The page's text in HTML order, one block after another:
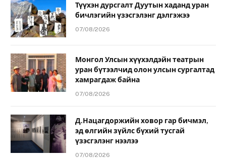
Түүхэн дурсгалт Дуутын хаданд уран
бичлэгийн үзэсгэлэнг дэлгэжээ
07/08/2026
Монгол Улсын хүүхэлдэйн театрын
уран бүтээлчид олон улсын сургалтад
хамрагдаж байна
07/08/2026
Д.Нацагдоржийн ховор гар бичмэл,
эд өлгийн зүйлс бүхий тусгай
үзэсгэлэнг нээлээ
07/08/2026